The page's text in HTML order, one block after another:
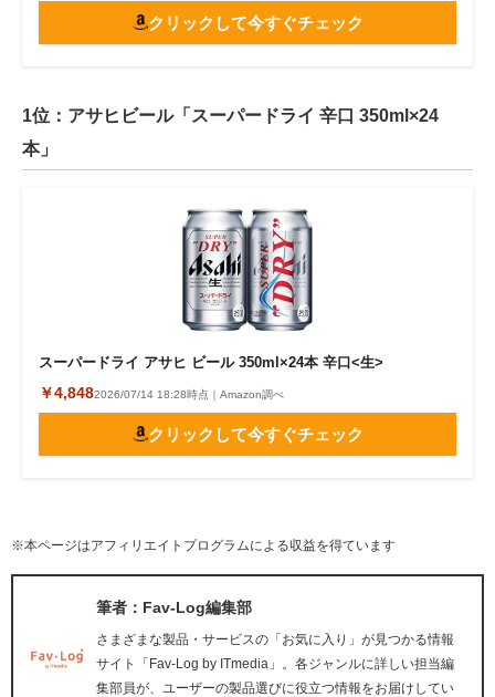
クリックして今すぐチェック
1位：アサヒビール「スーパードライ 辛口 350ml×24
本」
スーパードライ アサヒ ビール 350ml×24本 辛口<生>
￥4,8482026/07/14 18:28時点｜Amazon調べ
クリックして今すぐチェック
※本ページはアフィリエイトプログラムによる収益を得ています
筆者：Fav-Log編集部
さまざまな製品・サービスの「お気に入り」が見つかる情報
サイト「Fav-Log by ITmedia」。各ジャンルに詳しい担当編
集部員が、ユーザーの製品選びに役立つ情報をお届けしてい